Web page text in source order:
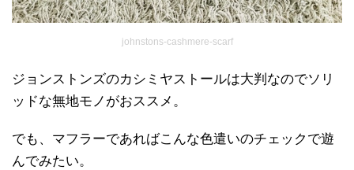
johnstons-cashmere-scarf
ジョンストンズのカシミヤストールは大判なのでソリ
ッドな無地モノがおススメ。
でも、マフラーであればこんな色遣いのチェックで遊
んでみたい。